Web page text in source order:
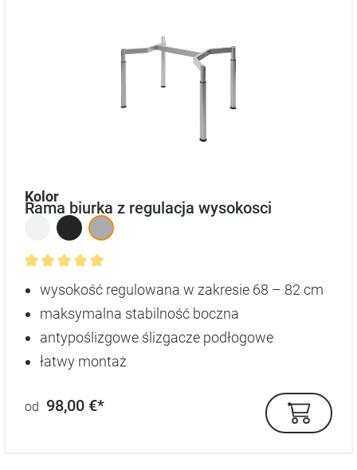
Kolorauswählen
Rama biurka z regulacja wysokosci
Średnia ocena 5 z 5 gwiazdek
wysokość regulowana w zakresie 68 – 82 cm
maksymalna stabilność boczna
antypoślizgowe ślizgacze podłogowe
łatwy montaż
od 98,00 €*